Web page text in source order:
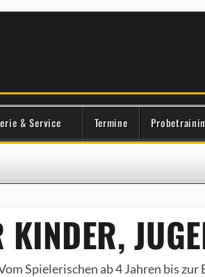
& Service Termine
Spielerischen ab 4 Jahren bis